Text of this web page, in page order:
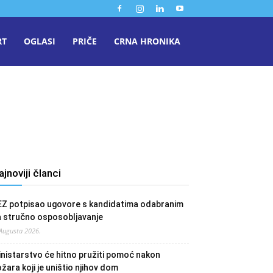
OGLASI PRIČE CRNA HRONIKA
članci
potpisao ugovore s kandidatima odabranim
stručno osposobljavanje
2026.
će hitno pružiti pomoć nakon
koji je uništio njihov dom